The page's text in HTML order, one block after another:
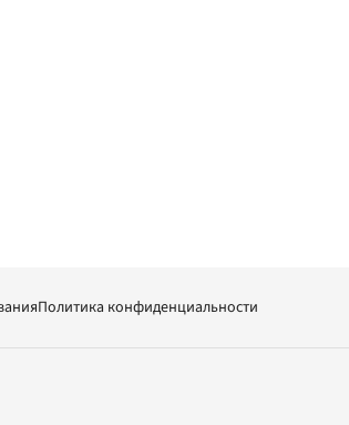
Политика конфиденциальности